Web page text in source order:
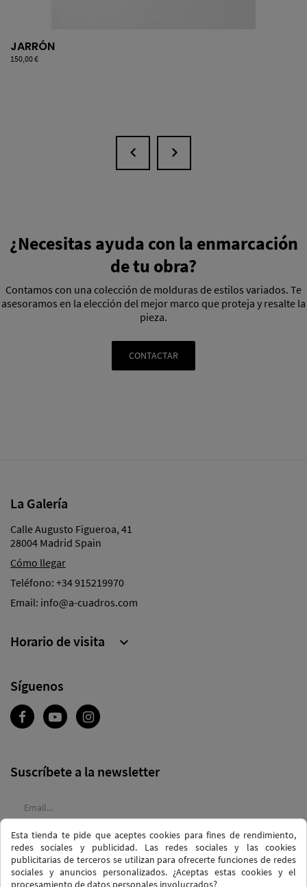
JARRÓN
Precio
150,00 €
¿Necesitas ayuda con la enmarcación
de tu obra?
Contamos con una colección de molduras de estilos variados. Te
asesoramos en la elección del mejor marco que proteja y resalte la
pieza.
CONTACTAR
La Galería
Calle Augusto Figueroa, 41
28004 Madrid Spain
Cómo llegar
Teléfono: +34 915219970
Email: info@a-cuadros.com
Síguenos
Horario de visita 
Suscríbete a la newsletter
Acepto las condiciones generales y lapolítica de confidencialidad
Esta tienda te pide que aceptes cookies para fines de rendimiento,
redes sociales y publicidad. Las redes sociales y las cookies
publicitarias de terceros se utilizan para ofrecerte funciones de redes
sociales y anuncios personalizados. ¿Aceptas estas cookies y el
procesamiento de datos personales involucrados?